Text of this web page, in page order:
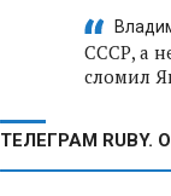
СССР, а
сломил
ТЕЛЕГРАМ RUBY.